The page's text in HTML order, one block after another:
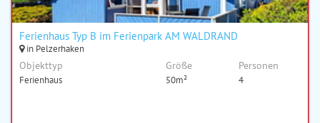
Ferienhaus Typ B im Ferienpark AM WALDRAND
in Pelzerhaken
Objekttyp
Ferienhaus
Größe
50m²
Personen
4